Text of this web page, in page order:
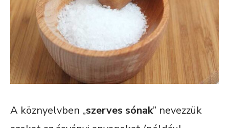
A köznyelvben „szerves sónak” nevezzük